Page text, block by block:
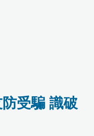
受騙 識破